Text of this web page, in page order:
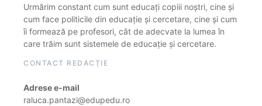
Urmărim constant cum sunt educați copiii noștri, cine și
cum face politicile din educație și cercetare, cine și cum
îi formează pe profesori, cât de adecvate la lumea în
care trăim sunt sistemele de educație și cercetare.
CONTACT REDACȚIE
Adrese e-mail
raluca.pantazi@edupedu.ro